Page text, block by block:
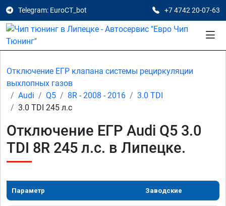
Telegram: EuroCT_bot +7 4742 20-07-63
Отключение ЕГР клапана системы рециркуляции
выхлопных газов
Audi
Q5 8R - 2008 - 2016
3.0 TDI
3.0 TDI 245 л.с
Отключение ЕГР Audi Q5 3.0
TDI 8R 245 л.с. в Липецке.
Параметр Заводские